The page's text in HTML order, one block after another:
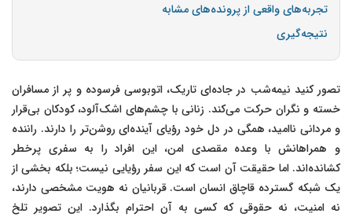
تجربه‌های واقعی از پرونده‌های مشابه
نتیجه‌گیری
تصور کنید نیمه‌شب در جاده‌ای تاریک، اتوبوسی فرسوده و پر از مسافران
خسته و نگران حرکت می‌کند. زنانی با چشم‌های اشک‌آلود، کودکان بی‌قرار
و مردانی ناامید، همگی در دل خود رؤیای آینده‌ای روشن‌تر را دارند. راننده
و همراهانش با وعده مقصدی امن، این افراد را به سفری پرخطر
کشانده‌اند. اما حقیقت آن است که این سفر رؤیایی نیست؛ بلکه بخشی از
یک شبکه گسترده قاچاق انسان است. قربانیان نه هویت مشخصی دارند،
نه امنیت، نه حقوقی که کسی به آن احترام بگذارد. این تصویر تلخ